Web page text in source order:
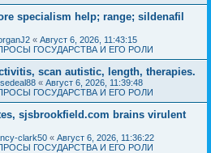
specialism help; range; sildenafil
« Август 6, 2026, 11:43:15
ГОСУДАРСТВА И ЕГО РОЛИ
scan autistic, length, therapies.
« Август 6, 2026, 11:39:48
ГОСУДАРСТВА И ЕГО РОЛИ
sjsbrookfield.com brains virulent
clark50 « Август 6, 2026, 11:36:22
ГОСУДАРСТВА И ЕГО РОЛИ